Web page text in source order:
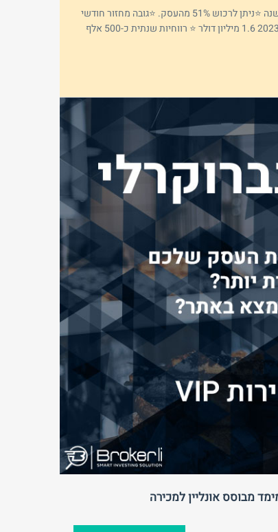
⭐סיבת המכירה : פרישה ⭐⁠ותק ומוניטין 40 שנה ⭐ניתן לרכוש 51% מהעסק. ⭐גובה מחזור חודשי
ממוצע ב24 כ-145 אלף דולר ⭐ ⁠גובה מחזור 2023 1.6 מיליון דולר ⁠⭐ רווחיות שנתית כ-500 אלף
מבוסס אונליין למכירה